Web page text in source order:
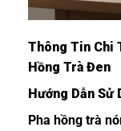
Thông Tin Chi
Hồng Trà Đen
Hướng Dẫn Sử
Pha hồng trà